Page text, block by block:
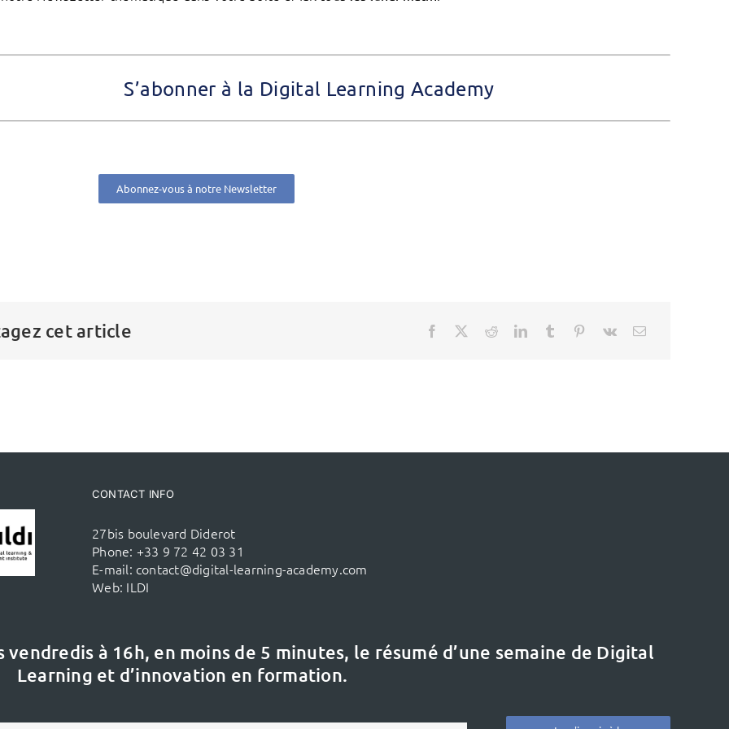
S’abonner à la Digital Learning Academy
Abonnez-vous à notre Newsletter
cet article
CONTACT INFO
27bis boulevard Diderot
Phone: +33 9 72 42 03 31
E-mail: contact@digital-learning-academy.com
Web: ILDI
à 16h, en moins de 5 minutes, le résumé d’une semaine de Digital
Learning et d’innovation en formation.